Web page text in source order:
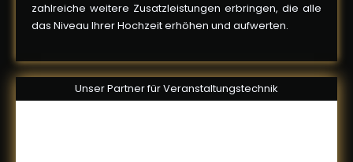
zahlreiche weitere Zusatzleistungen erbringen, die alle
das Niveau Ihrer Hochzeit erhöhen und aufwerten.
Unser Partner für Veranstaltungstechnik